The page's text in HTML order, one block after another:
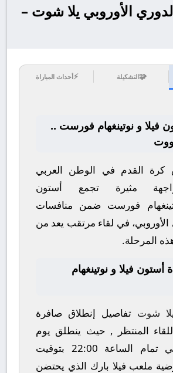
الأوروبي يلا شوت –
🧩التشكيلة ⚡أحداث المباراة
فيلا و نوتينغهام فورست ..
كرة القدم في الوطن العربي
مثيرة تجمع أستون
فورست ضمن منافسات
، في لقاء مرتقب يعد من
المرحلة.
أستون فيلا و نوتينغهام
شوت تفاصيل إنطلاق صافرة
اللقاء المنتظر , حيث ينطلق يوم
تمام الساعة 22:00 بتوقيت
ملعب فيلا بارك الذي يحتضن